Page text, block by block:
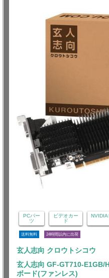
PCパー
ツ
ビデオカー
ド
NVIDIA
送料無料 24時間以内に出荷
玄人志向 クロウトシコウ
玄人志向 GF-GT710-E1GB/
ボード(ファンレス)